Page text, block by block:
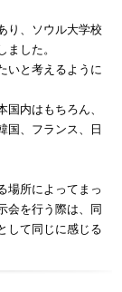
り、ソウル大学校
した。
いと考えるように
内はもちろん、
国、フランス、日
場所によってまっ
会を行う際は、同
して同じに感じる